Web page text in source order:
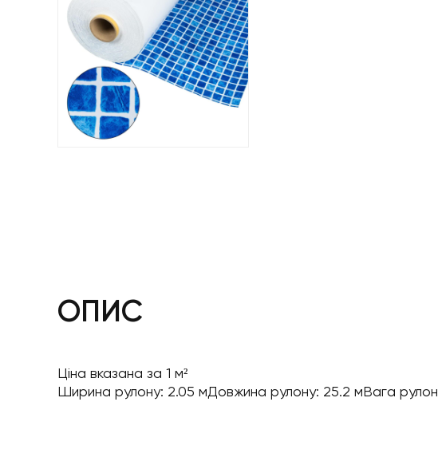
ОПИС
Ціна вказана за 1 м²
Ширина рулону: 2.05 мДовжина рулону: 25.2 мВага